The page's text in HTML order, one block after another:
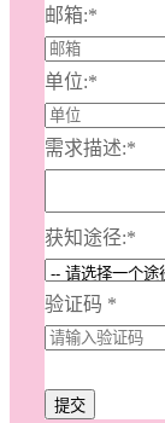
邮箱:*
单位:*
需求描述:*
获知途径:*
验证码 *
提交